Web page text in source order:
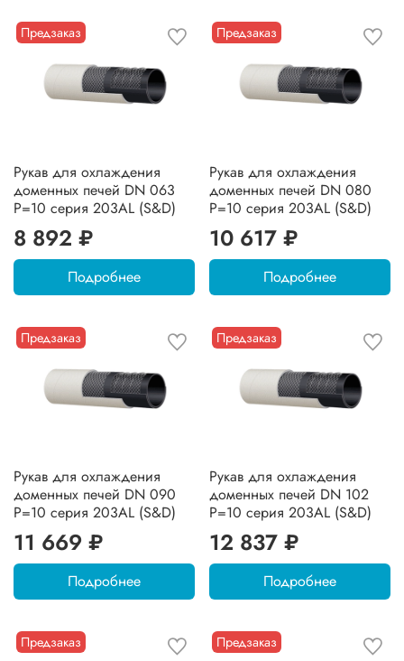
Предзаказ
Рукав для охлаждения
доменных печей DN 063
P=10 серия 203AL (S&D)
8 892 ₽
Подробнее
Предзаказ
Рукав для охлаждения
доменных печей DN 080
P=10 серия 203AL (S&D)
10 617 ₽
Подробнее
Предзаказ
Рукав для охлаждения
доменных печей DN 090
P=10 серия 203AL (S&D)
11 669 ₽
Подробнее
Предзаказ
Рукав для охлаждения
доменных печей DN 102
P=10 серия 203AL (S&D)
12 837 ₽
Подробнее
Предзаказ Предзаказ